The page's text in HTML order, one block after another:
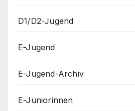
D1/D2-Jugend
E-Jugend
E-Jugend-Archiv
E-Juniorinnen